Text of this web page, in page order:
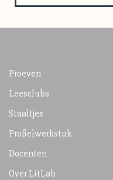
Proeven
Leesclubs
Staaltjes
Profielwerkstuk
Docenten
Over LitLab